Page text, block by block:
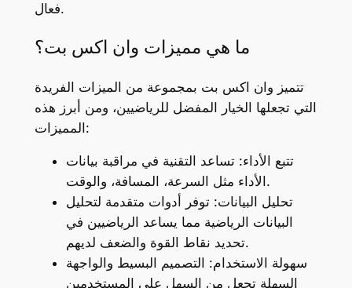
فعال.
ما هي مميزات وان اكس بت؟
تتميز وان اكس بت بمجموعة من الميزات الفريدة
التي تجعلها الخيار المفضل للرياضيين، ومن أبرز هذه
المميزات:
تتبع الأداء: تساعد التقنية في مراقبة بيانات
الأداء مثل السرعة، المسافة، والوقت.
تحليل البيانات: توفر أدوات متقدمة لتحليل
البيانات الرياضية مما يساعد الرياضيين في
تحديد نقاط القوة والضعف لديهم.
سهولة الاستخدام: التصميم البسيط والواجهة
السهلة تجعل من السهل على المستخدمين